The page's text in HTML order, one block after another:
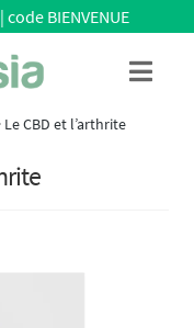
BIENVENUE
Menu
Le CBD et l’arthrite